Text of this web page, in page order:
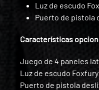
Luz de escudo
Puerto de pistola
Características
Juego de 4 paneles
Luz de escudo
Puerto de pistola